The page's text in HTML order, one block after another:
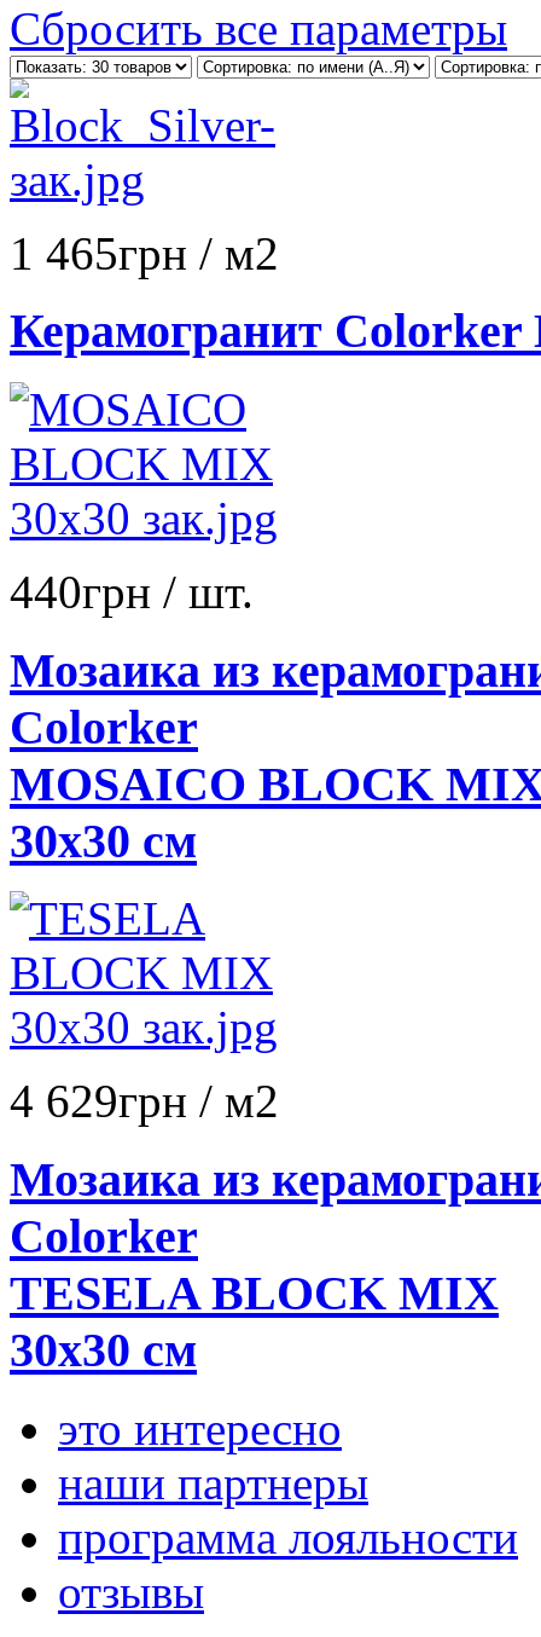
Сбросить все параметры
1 465грн / м2
Керамогранит
440грн / шт.
Мозаика из
Colorker
MOSAICO BLOCK
30x30 см
4 629грн / м2
Мозаика из
Colorker
TESELA BLOCK MIX
30x30 см
это интересно
наши партнеры
программа лояльности
отзывы